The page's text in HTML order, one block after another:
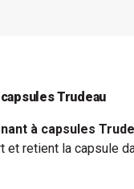
Trudeau
à capsules
retient la capsule